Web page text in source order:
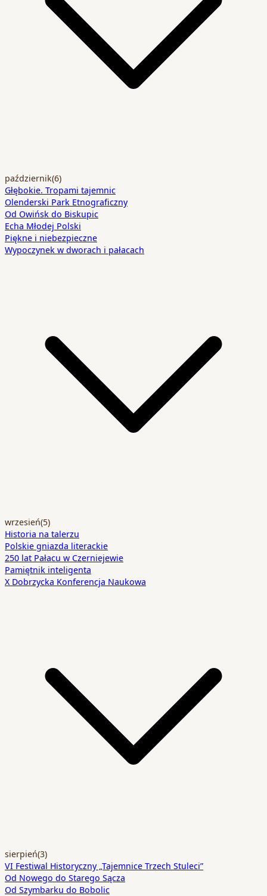
październik(6)
Głębokie. Tropami tajemnic
Olenderski Park Etnograficzny
Od Owińsk do Biskupic
Echa Młodej Polski
Piękne i niebezpieczne
Wypoczynek w dworach i pałacach
wrzesień(5)
Historia na talerzu
Polskie gniazda literackie
250 lat Pałacu w Czerniejewie
Pamiętnik inteligenta
X Dobrzycka Konferencja Naukowa
sierpień(3)
VI Festiwal Historyczny „Tajemnice Trzech Stuleci”
Od Nowego do Starego Sącza
Od Szymbarku do Bobolic